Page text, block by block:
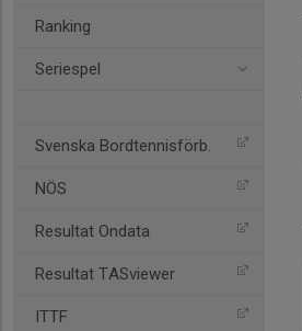
Ranking
Seriespel
Svenska Bordtennisförb.
NÖS
Resultat Ondata
Resultat TASviewer
ITTF